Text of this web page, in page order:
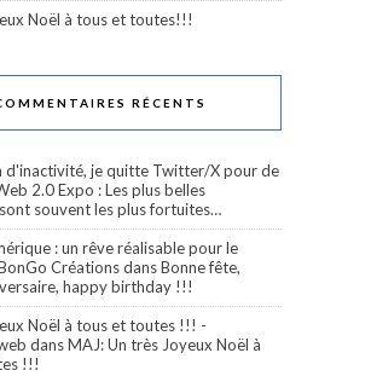
Noël à tous et toutes!!!
RÉCENTS
d'inactivité, je quitte Twitter/X pour de
2.0 Expo : Les plus belles
souvent les plus fortuites…
: un rêve réalisable pour le
CréationsdansBonne fête,
happy birthday !!!
Noël à tous et toutes !!! -
dansMAJ: Un très Joyeux Noël à
!!!